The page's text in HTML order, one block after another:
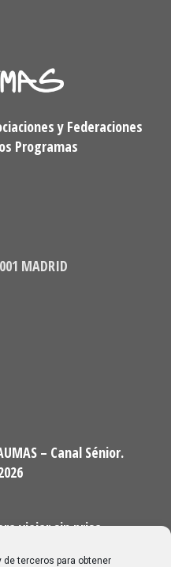
de terceros para obtener
y Federaciones
Programas
MADRID
– Canal Sénior.
viajar sin prisa